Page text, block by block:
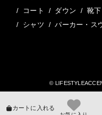
カートに入れる
/
コート / ダウン / 靴下
/
シャツ / パーカー・ス
©